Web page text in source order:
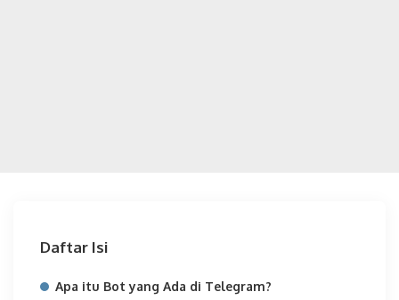
Daftar Isi
Apa itu Bot yang Ada di Telegram?